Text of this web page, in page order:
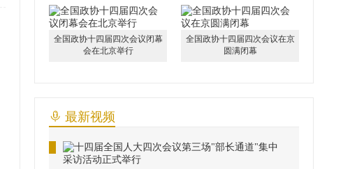
全国政协十四届四次会议闭幕
会在北京举行
全国政协十四届四次会议在京
圆满闭幕
最新视频